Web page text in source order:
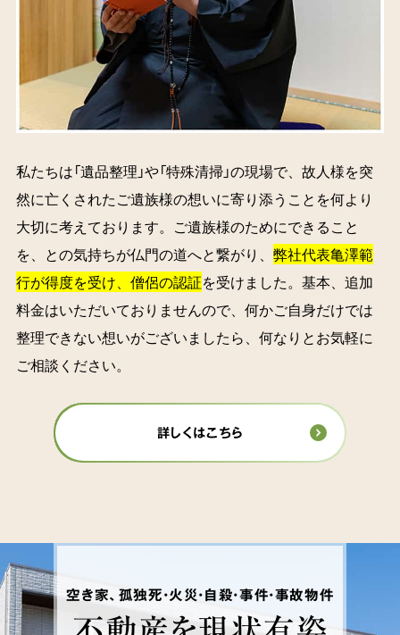
私たちは「遺品整理」や「特殊清掃」の現場で、故人様を突
然に亡くされたご遺族様の想いに寄り添うことを何より
大切に考えております。ご遺族様のためにできること
を、との気持ちが仏門の道へと繋がり、 弊社代表亀澤範
行が得度を受け、僧侶の認証を受けました。基本、追加
料金はいただいておりませんので、何かご自身だけでは
整理できない想いがございましたら、何なりとお気軽に
ご相談ください。
詳しくはこちら
空き家、孤独死・火災・自殺・事件・事故物件